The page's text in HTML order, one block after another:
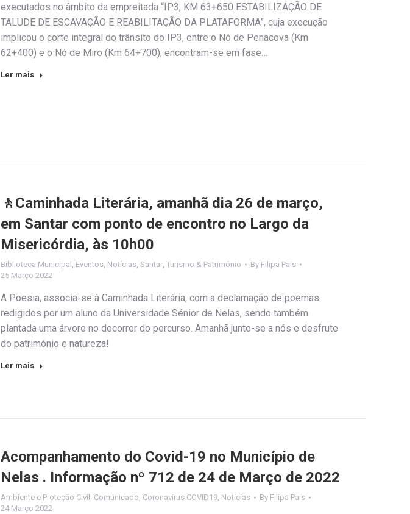
executados no âmbito da empreitada “IP3, KM 63+650 ESTABILIZAÇÃO DE
TALUDE DE ESCAVAÇÃO E REABILITAÇÃO DA PLATAFORMA”, cuja execução
implicou o corte integral do trânsito do IP3, entre o Nó de Penacova (Km
62+400) e o Nó de Miro (Km 64+700), encontram-se em fase…
Ler mais
🚶Caminhada Literária, amanhã dia 26 de março,
em Santar com ponto de encontro no Largo da
Misericórdia, às 10h00
Biblioteca Municipal , Eventos, Notícias, Santar, Turismo & Património By Filipa Pais
25 Março 2022
A Poesia, associa-se à Caminhada Literária, com a declamação de poemas
redigidos por um aluno da Universidade Sénior de Nelas, sendo também
plantada uma árvore no decorrer do percurso. Amanhã junte-se a nós e desfrute
do património e natureza!
Ler mais
Acompanhamento do Covid-19 no Município de
Nelas . Informação nº 712 de 24 de Março de 2022
Ambiente e Proteção Civil , Comunicado, Coronavirus COVID19, Notícias By Filipa Pais
24 Março 2022